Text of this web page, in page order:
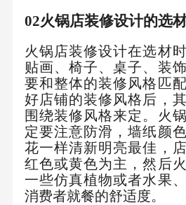
02火锅店装修设计的选
火锅店装修设计在选材
贴画、椅子、桌子、装
要和整体的装修风格匹
好店铺的装修风格后，
围绕装修风格来定。火
定要注意防滑，墙纸颜
花一样清新明亮最佳，
红色或黄色为主，然后
一些仿真植物或者水果
消费者就餐的舒适度。